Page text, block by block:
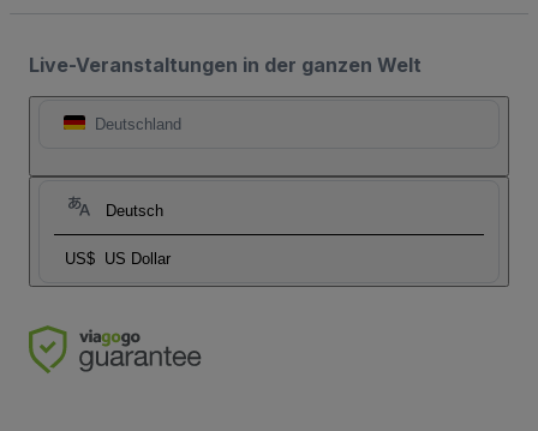
Live-Veranstaltungen in der ganzen Welt
Deutschland
Deutsch
US$ US Dollar